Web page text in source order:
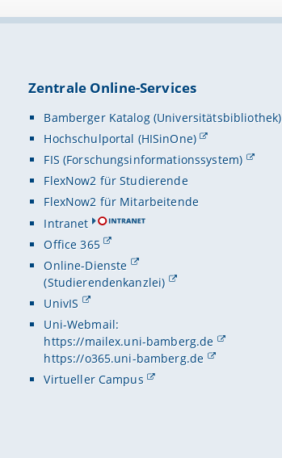
Zentrale Online-Services
Bamberger Katalog (Universitätsbibliothek)
Hochschulportal (HISinOne)
FIS (Forschungsinformationssystem)
FlexNow2 für Studierende
FlexNow2 für Mitarbeitende
Intranet
Office 365
Online-Dienste
(Studierendenkanzlei)
UnivIS
Uni-Webmail:
https://mailex.uni-bamberg.de
https://o365.uni-bamberg.de
Virtueller Campus